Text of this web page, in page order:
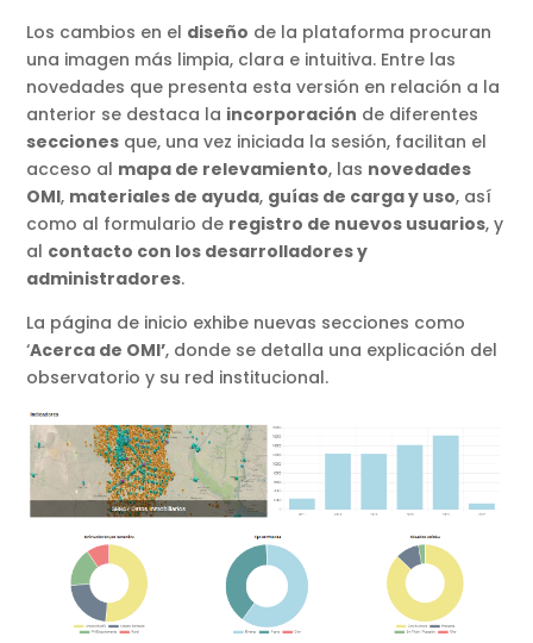
Los cambios en el diseño de la plataforma procuran
una imagen más limpia, clara e intuitiva. Entre las
novedades que presenta esta versión en relación a la
anterior se destaca la incorporación de diferentes
secciones que, una vez iniciada la sesión, facilitan el
acceso al mapa de relevamiento, las novedades
OMI, materiales de ayuda, guías de carga y uso, así
como al formulario de registro de nuevos usuarios, y
al contacto con los desarrolladores y
administradores.
La página de inicio exhibe nuevas secciones como
‘Acerca de OMI’, donde se detalla una explicación del
observatorio y su red institucional.